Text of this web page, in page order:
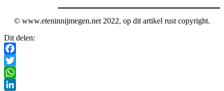
© www.eteninnijmegen.net 2022, op dit artikel rust copyright.
Dit delen:
Facebook
Twitter
WhatsApp